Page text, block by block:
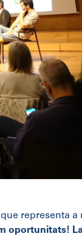
representa a
oportunitats! La